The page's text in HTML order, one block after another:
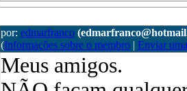
por: edmarfranco
(Informações sobre o membro| Enviar
Meus amigos.